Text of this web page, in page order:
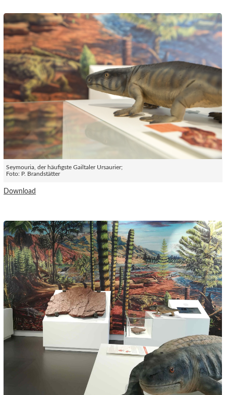
Seymouria, der häufigste Gailtaler Ursaurier;
Foto: P. Brandstätter
Download